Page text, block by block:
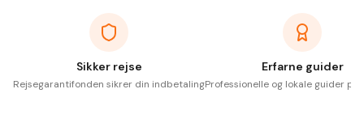
Sikker rejse
Rejsegarantifonden sikrer din indbetaling
Erfarne guider
Professionelle og lokale guider på